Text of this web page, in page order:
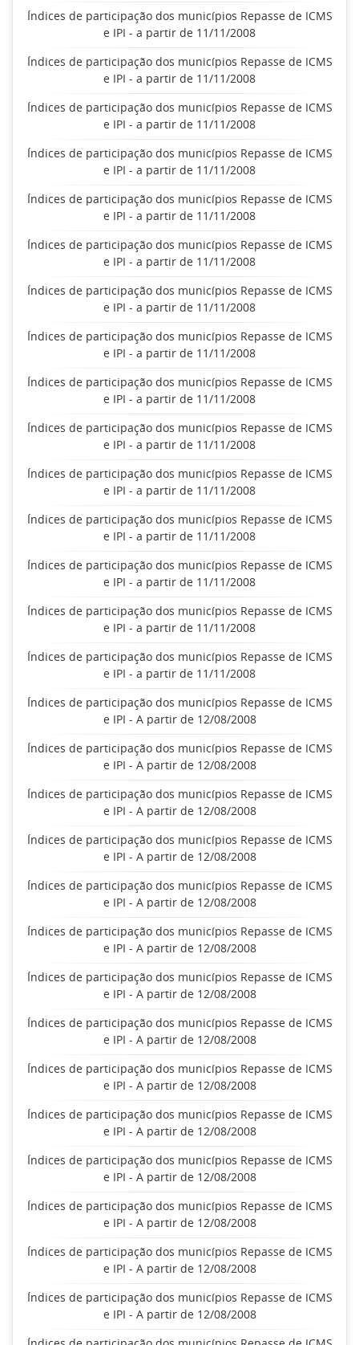
Índices de participação dos municípios Repasse de ICMS
e IPI - a partir de 11/11/2008
Índices de participação dos municípios Repasse de ICMS
e IPI - a partir de 11/11/2008
Índices de participação dos municípios Repasse de ICMS
e IPI - a partir de 11/11/2008
Índices de participação dos municípios Repasse de ICMS
e IPI - a partir de 11/11/2008
Índices de participação dos municípios Repasse de ICMS
e IPI - a partir de 11/11/2008
Índices de participação dos municípios Repasse de ICMS
e IPI - a partir de 11/11/2008
Índices de participação dos municípios Repasse de ICMS
e IPI - a partir de 11/11/2008
Índices de participação dos municípios Repasse de ICMS
e IPI - a partir de 11/11/2008
Índices de participação dos municípios Repasse de ICMS
e IPI - a partir de 11/11/2008
Índices de participação dos municípios Repasse de ICMS
e IPI - a partir de 11/11/2008
Índices de participação dos municípios Repasse de ICMS
e IPI - a partir de 11/11/2008
Índices de participação dos municípios Repasse de ICMS
e IPI - a partir de 11/11/2008
Índices de participação dos municípios Repasse de ICMS
e IPI - a partir de 11/11/2008
Índices de participação dos municípios Repasse de ICMS
e IPI - a partir de 11/11/2008
Índices de participação dos municípios Repasse de ICMS
e IPI - a partir de 11/11/2008
Índices de participação dos municípios Repasse de ICMS
e IPI - A partir de 12/08/2008
Índices de participação dos municípios Repasse de ICMS
e IPI - A partir de 12/08/2008
Índices de participação dos municípios Repasse de ICMS
e IPI - A partir de 12/08/2008
Índices de participação dos municípios Repasse de ICMS
e IPI - A partir de 12/08/2008
Índices de participação dos municípios Repasse de ICMS
e IPI - A partir de 12/08/2008
Índices de participação dos municípios Repasse de ICMS
e IPI - A partir de 12/08/2008
Índices de participação dos municípios Repasse de ICMS
e IPI - A partir de 12/08/2008
Índices de participação dos municípios Repasse de ICMS
e IPI - A partir de 12/08/2008
Índices de participação dos municípios Repasse de ICMS
e IPI - A partir de 12/08/2008
Índices de participação dos municípios Repasse de ICMS
e IPI - A partir de 12/08/2008
Índices de participação dos municípios Repasse de ICMS
e IPI - A partir de 12/08/2008
Índices de participação dos municípios Repasse de ICMS
e IPI - A partir de 12/08/2008
Índices de participação dos municípios Repasse de ICMS
e IPI - A partir de 12/08/2008
Índices de participação dos municípios Repasse de ICMS
e IPI - A partir de 12/08/2008